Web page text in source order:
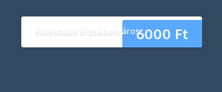
6000 Ft
Eklektikus Erzsébetváros